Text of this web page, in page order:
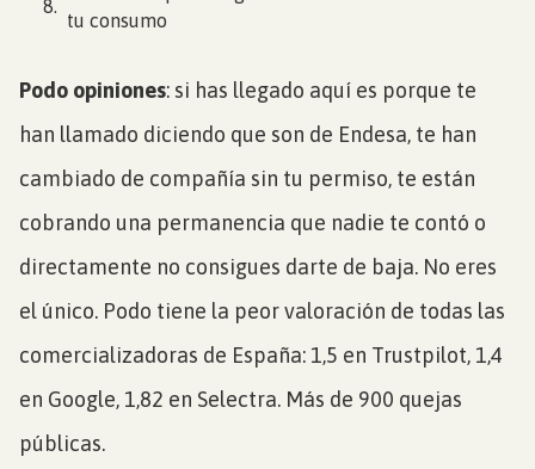
tu consumo
Podo opiniones: si has llegado aquí es porque te
han llamado diciendo que son de Endesa, te han
cambiado de compañía sin tu permiso, te están
cobrando una permanencia que nadie te contó o
directamente no consigues darte de baja. No eres
el único. Podo tiene la peor valoración de todas las
comercializadoras de España: 1,5 en Trustpilot, 1,4
en Google, 1,82 en Selectra. Más de 900 quejas
públicas.